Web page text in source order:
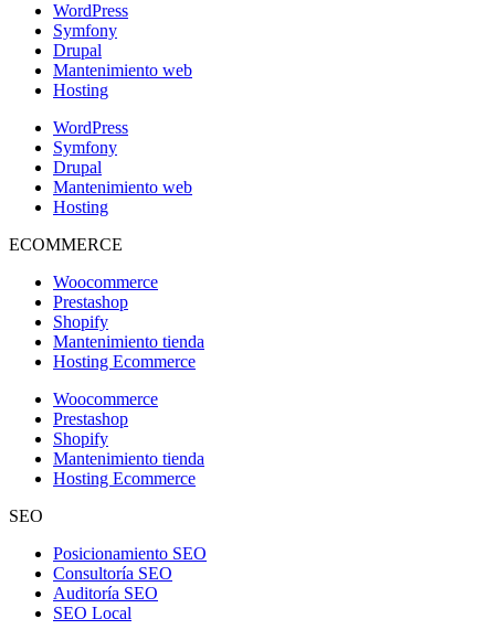
WordPress
Symfony
Drupal
Mantenimiento web
Hosting
WordPress
Symfony
Drupal
Mantenimiento web
Hosting
ECOMMERCE
Woocommerce
Prestashop
Shopify
Mantenimiento tienda
Hosting Ecommerce
Woocommerce
Prestashop
Shopify
Mantenimiento tienda
Hosting Ecommerce
SEO
Posicionamiento SEO
Consultoría SEO
Auditoría SEO
SEO Local